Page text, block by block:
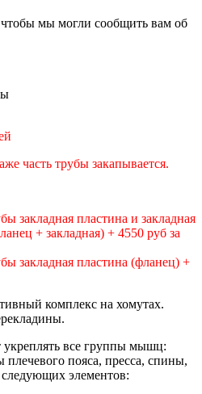
мы могли сообщить вам об
часть трубы закапывается.
закладная пластина и закладная
+ закладная) + 4550 руб за
закладная пластина (фланец) +
комплекс на хомутах.
все группы мышц:
пояса, пресса, спины,
следующих элементов: